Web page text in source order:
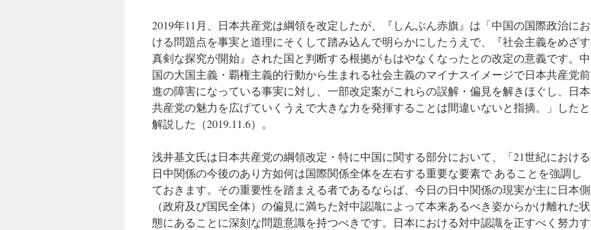
2019年11月、日本共産党は綱領を改定したが、『しんぶん赤旗』は「中国の国際政治にお
ける問題点を事実と道理にそくして踏み込んで明らかにしたうえで、『社会主義をめざす
真剣な探究が開始』された国と判断する根拠がもはやなくなったとの改定の意義です。中
国の大国主義・覇権主義的行動から生まれる社会主義のマイナスイメージで日本共産党前
進の障害になっている事実に対し、一部改定案がこれらの誤解・偏見を解きほぐし、日本
共産党の魅力を広げていくうえで大きな力を発揮することは間違いないと指摘。」したと
解説した（2019.11.6）。
浅井基文氏は日本共産党の綱領改定・特に中国に関する部分において、「21世紀における
日中関係の今後のあり方如何は国際関係全体を左右する重要な要素で あることを強調し
ておきます。その重要性を踏まえる者であるならば、今日の日中関係の現実が主に日本側
（政府及び国民全体）の偏見に満ちた対中認識によって本来あるべき姿からかけ離れた状
態にあることに深刻な問題意識を持つべきです。日本における対中認識を正すべく努力す